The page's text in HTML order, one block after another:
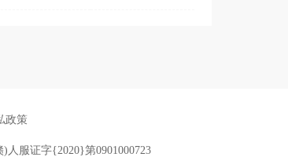
政策
)人服证字{2020}第0901000723